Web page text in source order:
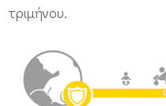
τριμήνου.